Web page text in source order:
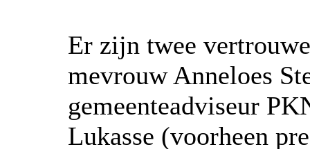
Er zijn twee
mevrouw Anneloes
gemeenteadviseur
Lukasse (voorheen